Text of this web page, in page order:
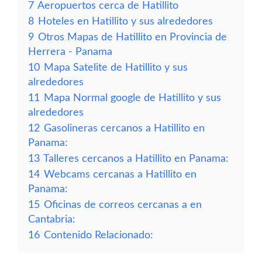
7 Aeropuertos cerca de Hatillito
8 Hoteles en Hatillito y sus alrededores
9 Otros Mapas de Hatillito en Provincia de
Herrera - Panama
10 Mapa Satelite de Hatillito y sus
alrededores
11
Mapa Normal google de Hatillito y sus
alrededores
12 Gasolineras cercanos a Hatillito en
Panama:
13 Talleres cercanos a Hatillito en Panama:
14 Webcams cercanas a Hatillito en
Panama:
15 Oficinas de correos cercanas a en
Cantabria:
16 Contenido Relacionado: